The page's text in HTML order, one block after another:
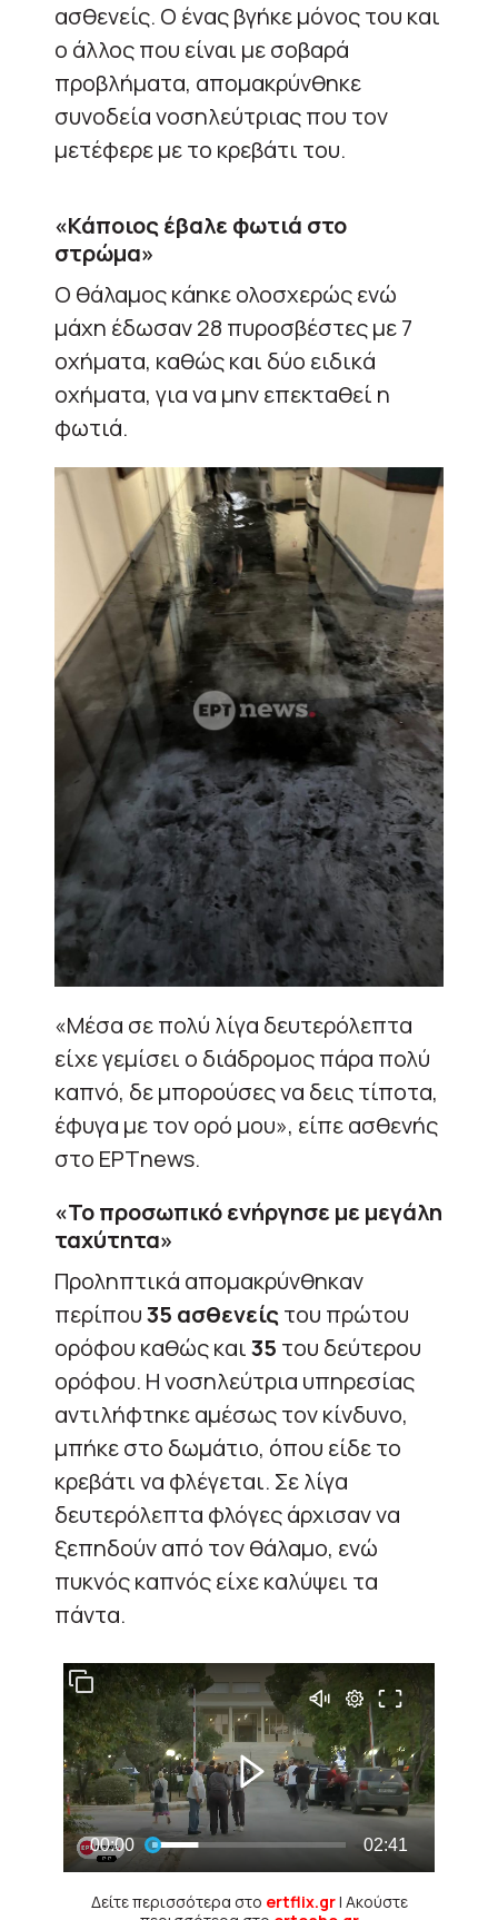
ασθενείς. Ο ένας βγήκε μόνος του και
ο άλλος που είναι με σοβαρά
προβλήματα, απομακρύνθηκε
συνοδεία νοσηλεύτριας που τον
μετέφερε με το κρεβάτι του.
«Κάποιος έβαλε φωτιά στο
στρώμα»
Ο θάλαμος κάηκε ολοσχερώς ενώ
μάχη έδωσαν 28 πυροσβέστες με 7
οχήματα, καθώς και δύο ειδικά
οχήματα, για να μην επεκταθεί η
φωτιά.
«Μέσα σε πολύ λίγα δευτερόλεπτα
είχε γεμίσει ο διάδρομος πάρα πολύ
καπνό, δε μπορούσες να δεις τίποτα,
έφυγα με τον ορό μου», είπε ασθενής
στο ΕΡΤnews.
«Το προσωπικό ενήργησε με μεγάλη
ταχύτητα»
Προληπτικά απομακρύνθηκαν
περίπου35 ασθενείςτου πρώτου
ορόφου καθώς και35 του δεύτερου
ορόφου. Η νοσηλεύτρια υπηρεσίας
αντιλήφτηκε αμέσως τον κίνδυνο,
μπήκε στο δωμάτιο, όπου είδε το
κρεβάτι να φλέγεται. Σε λίγα
δευτερόλεπτα φλόγες άρχισαν να
ξεπηδούν από τον θάλαμο, ενώ
πυκνός καπνός είχε καλύψει τα
πάντα.
Δείτε περισσότερα στο ertflix.gr| Ακούστε